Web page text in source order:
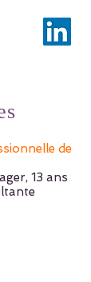
de
13 ans